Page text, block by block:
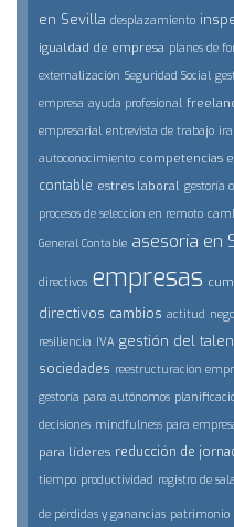
en Sevilla desplazamiento
igualdad de empresa planes de
externalización Seguridad Social
empresa ayuda profesional
empresarial entrevista de trabajo ira
autoconocimiento competencias
contable estrés laboral gestoría
procesos de seleccion en remoto
General Contable asesoría en
directivos empresas
directivos cambios actitud
resiliencia IVA gestión del
sociedades reestructuración
gestoría para autónomos
decisiones mindfulness para
para líderes reducción de
tiempo productividad registro de
de pérdidas y ganancias patrimonio